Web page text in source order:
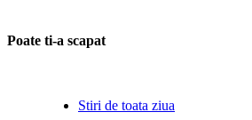
Poate ti-a scapat
Stiri de toata ziua